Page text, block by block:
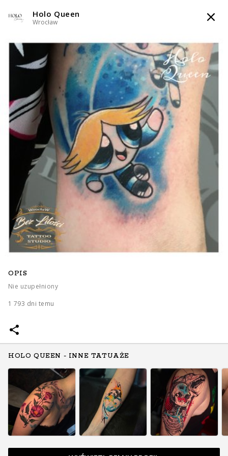
TATTOOARTIST
Holo Queen
Wrocław
Styl tatuażu
Dotwork / Graficzny / Sketch / Line work / Fineline /
Outline / Newschool / Graffiti / Cartoon / Surrealizm / Horror /
Watercolor
WIADOMOŚĆ
TATUAŻE WZORY SKLEP
Holo Queen
Wrocław
OPIS
Nie uzupełniony
1 793 dni temu
HOLO QUEEN - INNE TATUAŻE